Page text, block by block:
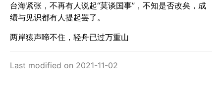
台海紧张，不再有人说起“莫谈国事”，不知是否改矣，成
绩与见识都有人提起罢了。
两岸猿声啼不住，轻舟已过万重山
Last modified on 2021-11-02